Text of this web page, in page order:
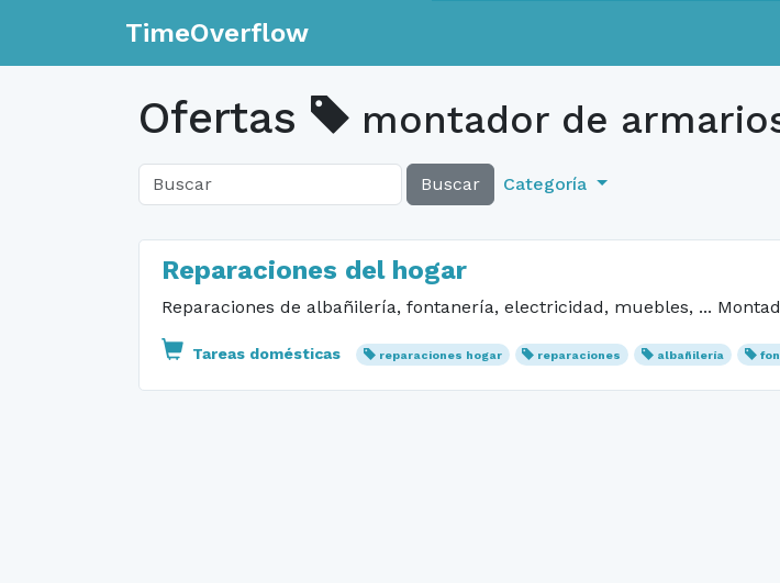
TimeOverflow
Ofertas montador de
Buscar Categoría
Reparaciones del hogar
Reparaciones de albañilería, fontanería, electricidad, muebles, ...
Tareas domésticas reparaciones hogar reparaciones albañilería